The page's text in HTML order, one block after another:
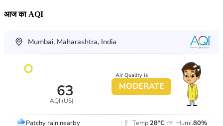
आज का AQI